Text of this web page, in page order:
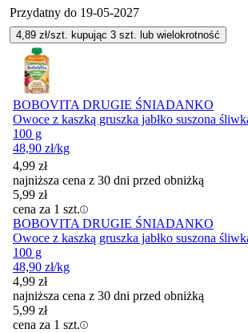
Przydatny do 19-05-2027
4,89 zł/szt. kupując 3 szt. lub wielokrotność
BOBOVITA DRUGIE ŚNIADANKO
Owoce z kaszką gruszka jabłko suszona
100 g
48,90 zł/kg
4,99 zł
najniższa cena z 30 dni przed obniżką
5,99 zł
cena za 1 szt.
BOBOVITA DRUGIE ŚNIADANKO
Owoce z kaszką gruszka jabłko suszona
100 g
48,90 zł/kg
4,99 zł
najniższa cena z 30 dni przed obniżką
5,99 zł
cena za 1 szt.